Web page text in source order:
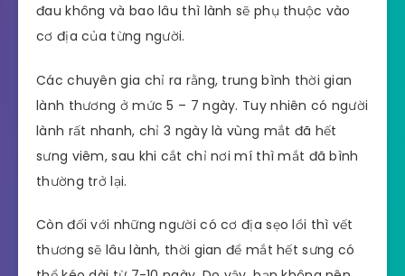
đau không và bao lâu thì lành sẽ phụ thuộc vào
cơ địa của từng người.
Các chuyên gia chỉ ra rằng, trung bình thời gian
lành thương ở mức 5 – 7 ngày. Tuy nhiên có người
lành rất nhanh, chỉ 3 ngày là vùng mắt đã hết
sưng viêm, sau khi cắt chỉ nơi mí thì mắt đã bình
thường trở lại.
Còn đối với những người có cơ địa sẹo lồi thì vết
thương sẽ lâu lành, thời gian để mắt hết sưng có